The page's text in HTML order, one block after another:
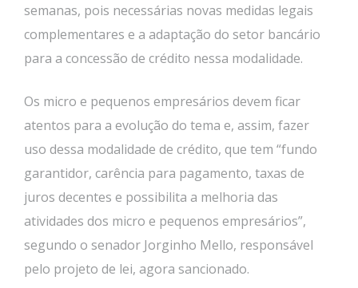
semanas, pois necessárias novas medidas legais
complementares e a adaptação do setor bancário
para a concessão de crédito nessa modalidade.
Os micro e pequenos empresários devem ficar
atentos para a evolução do tema e, assim, fazer
uso dessa modalidade de crédito, que tem “fundo
garantidor, carência para pagamento, taxas de
juros decentes e possibilita a melhoria das
atividades dos micro e pequenos empresários”,
segundo o senador Jorginho Mello, responsável
pelo projeto de lei, agora sancionado.